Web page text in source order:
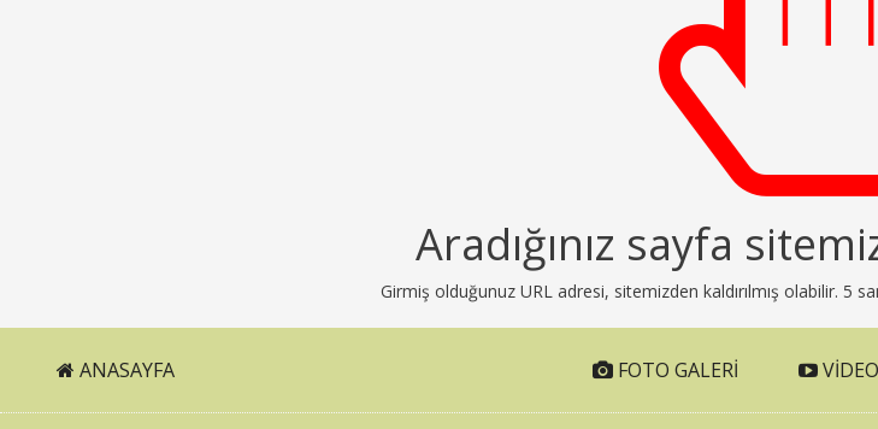
Aradığınız sayfa
Girmiş olduğunuz URL adresi, sitemizden kaldırılmış olabilir. 5
ANASAYFA FOTO GALERI